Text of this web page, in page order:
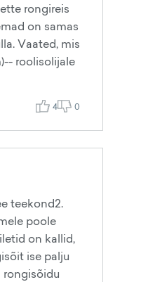
rongireis
on samas
Vaated, mis
roolisolijale
4 0
teekond2.
poole
on kallid,
ise palju
rongisõidu